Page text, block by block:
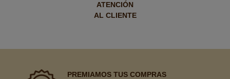
ATENCIÓN
AL CLIENTE
PREMIAMOS TUS COMPRAS